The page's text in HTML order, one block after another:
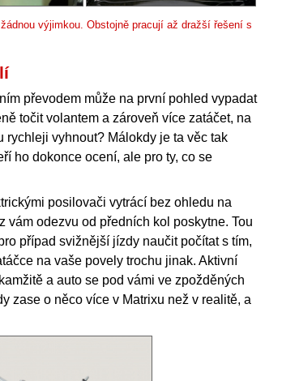
výjimkou. Obstojně pracují až dražší řešení s
převodem může na první pohled vypadat
točit volantem a zároveň více zatáčet, na
vyhnout? Málokdy je ta věc tak
ho dokonce ocení, ale pro ty, co se
posilovači vytrácí bez ohledu na
vám odezvu od předních kol poskytne. Tou
případ svižnější jízdy naučit počítat s tím,
na vaše povely trochu jinak. Aktivní
a auto se pod vámi ve zpožděných
zase o něco více v Matrixu než v realitě, a